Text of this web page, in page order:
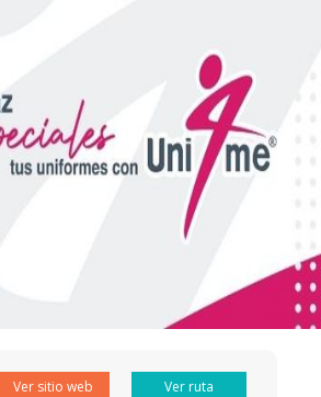
Ver sitio web Ver ruta